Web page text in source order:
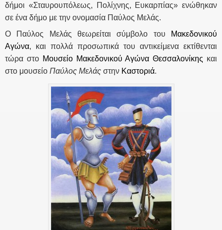
δήμοι «Σταυρουπόλεως, Πολίχνης, Ευκαρπίας» ενώθηκαν
σε ένα δήμο με την ονομασία Παύλος Μελάς.
Ο Παύλος Μελάς θεωρείται σύμβολο του
Μακεδονικού
Αγώνα, και πολλά προσωπικά του αντικείμενα εκτίθενται
τώρα στο Μουσείο Μακεδονικού Αγώνα Θεσσαλονίκης και
στο μουσείο Παύλος Μελάς στην Καστοριά.